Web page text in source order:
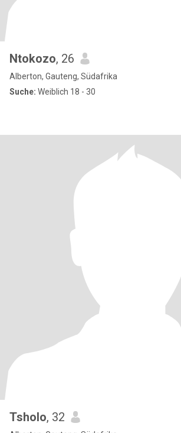
Ntokozo, 26
Alberton, Gauteng, Südafrika
Suche: Weiblich 18 - 30
Tsholo, 32